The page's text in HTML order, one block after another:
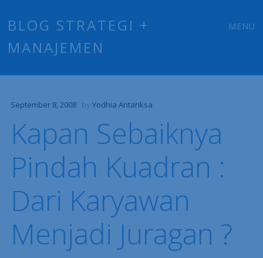
BLOG STRATEGI +
MANAJEMEN
MENU
September 8, 2008 by Yodhia Antariksa
Kapan Sebaiknya
Pindah Kuadran :
Dari Karyawan
Menjadi Juragan ?